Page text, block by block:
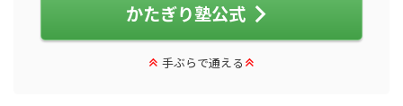
かたぎり塾公式
手ぶらで通える